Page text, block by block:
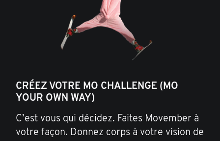
CRÉEZ VOTRE MO CHALLENGE (MO
YOUR OWN WAY)
C’est vous qui décidez. Faites Movember à
votre façon. Donnez corps à votre vision de